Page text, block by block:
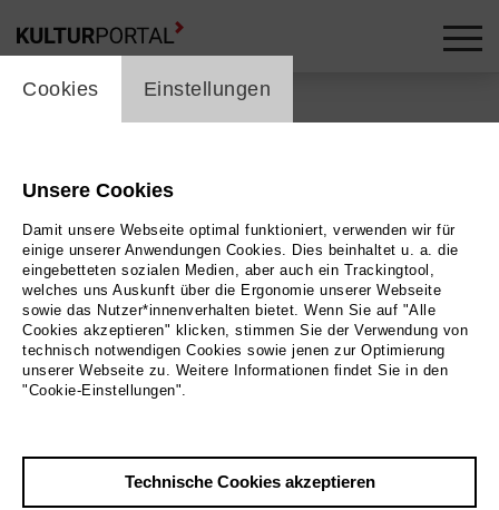
Kaiser-Wilhelm-
Gedächtnis-Kirche
Als ehrendes Denkmal für Kaiser Wilhelm I. wird die
Kaiser-Wilhelm-Gedächtnis-Kirche am 1. September
1895 eingeweiht. Nach einem Entwurf des Baurates
Franz Schwechten, der im kaiserlichen Berlin auch den
neoromanischer Bau mit gotischen Elementen.
Namhafte Künstler schaffen die Mosaiken, Reliefs und
cookie_layer
Cookies Einstellungen
Unsere Cookies
Damit unsere Webseite optimal funktioniert, verwenden wir für
einige unserer Anwendungen Cookies. Dies beinhaltet u. a. die
eingebetteten sozialen Medien, aber auch ein Trackingtool,
welches uns Auskunft über die Ergonomie unserer Webseite
sowie das Nutzer*innenverhalten bietet. Wenn Sie auf "Alle
Cookies akzeptieren" klicken, stimmen Sie der Verwendung von
technisch notwendigen Cookies sowie jenen zur Optimierung
unserer Webseite zu. Weitere Informationen findet Sie in den
"Cookie-Einstellungen".
Technische Cookies akzeptieren